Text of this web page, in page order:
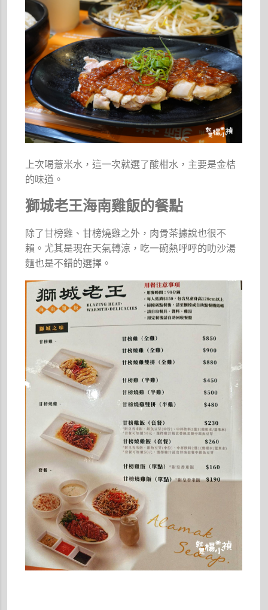
上次喝薏米水，這一次就選了酸柑水，主要是金桔
的味道。
獅城老王海南雞飯的餐點
除了甘榜雞、甘榜燒雞之外，肉骨茶據說也很不
賴。尤其是現在天氣轉涼，吃一碗熱呼呼的叻沙湯
麵也是不錯的選擇。